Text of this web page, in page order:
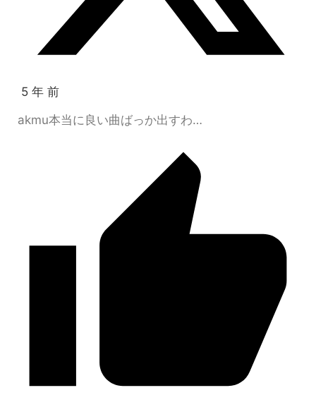
5 年 前
akmu本当に良い曲ばっか出すわ…